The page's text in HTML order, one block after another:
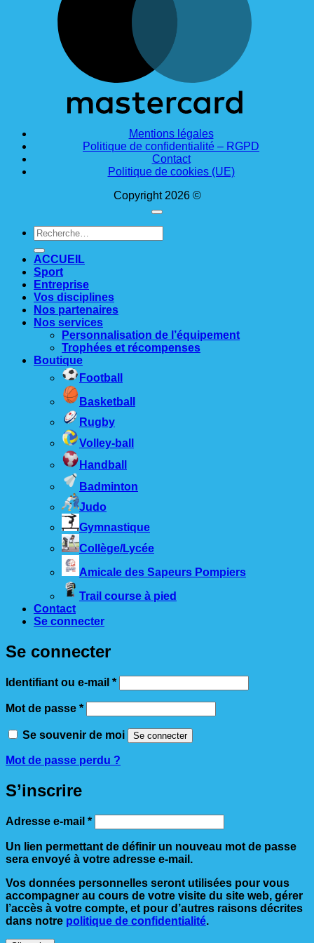
Mentions légales
Politique de confidentialité – RGPD
Contact
Politique de cookies (UE)
Copyright 2026 ©
Recherche
pour :
ACCUEIL
Sport
Entreprise
Vos disciplines
Nos partenaires
Nos services
Personnalisation de l’équipement
Trophées et récompenses
Boutique
Football
Basketball
Rugby
Volley-ball
Handball
Badminton
Judo
Gymnastique
Collège/Lycée
Amicale des Sapeurs Pompiers
Trail course à pied
Contact
Se connecter
Se connecter
Identifiant ou e-mail *Obligatoire
Mot de passe *Obligatoire
Se souvenir de moi Se connecter
Mot de passe perdu ?
S’inscrire
Adresse e-mail *Obligatoire
Un lien permettant de définir un nouveau mot de passe
sera envoyé à votre adresse e-mail.
Vos données personnelles seront utilisées pour vous
accompagner au cours de votre visite du site web, gérer
l’accès à votre compte, et pour d’autres raisons décrites
dans notre politique de confidentialité.